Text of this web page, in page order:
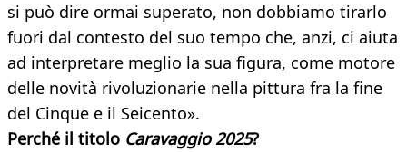
si può dire ormai superato, non dobbiamo tirarlo
fuori dal contesto del suo tempo che, anzi, ci aiuta
ad interpretare meglio la sua figura, come motore
delle novità rivoluzionarie nella pittura fra la fine
del Cinque e il Seicento».
Perché il titolo Caravaggio 2025?